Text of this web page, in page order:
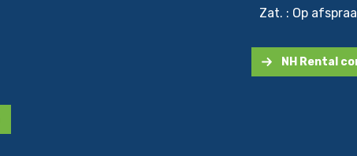
Zat. : Op
NH Rental